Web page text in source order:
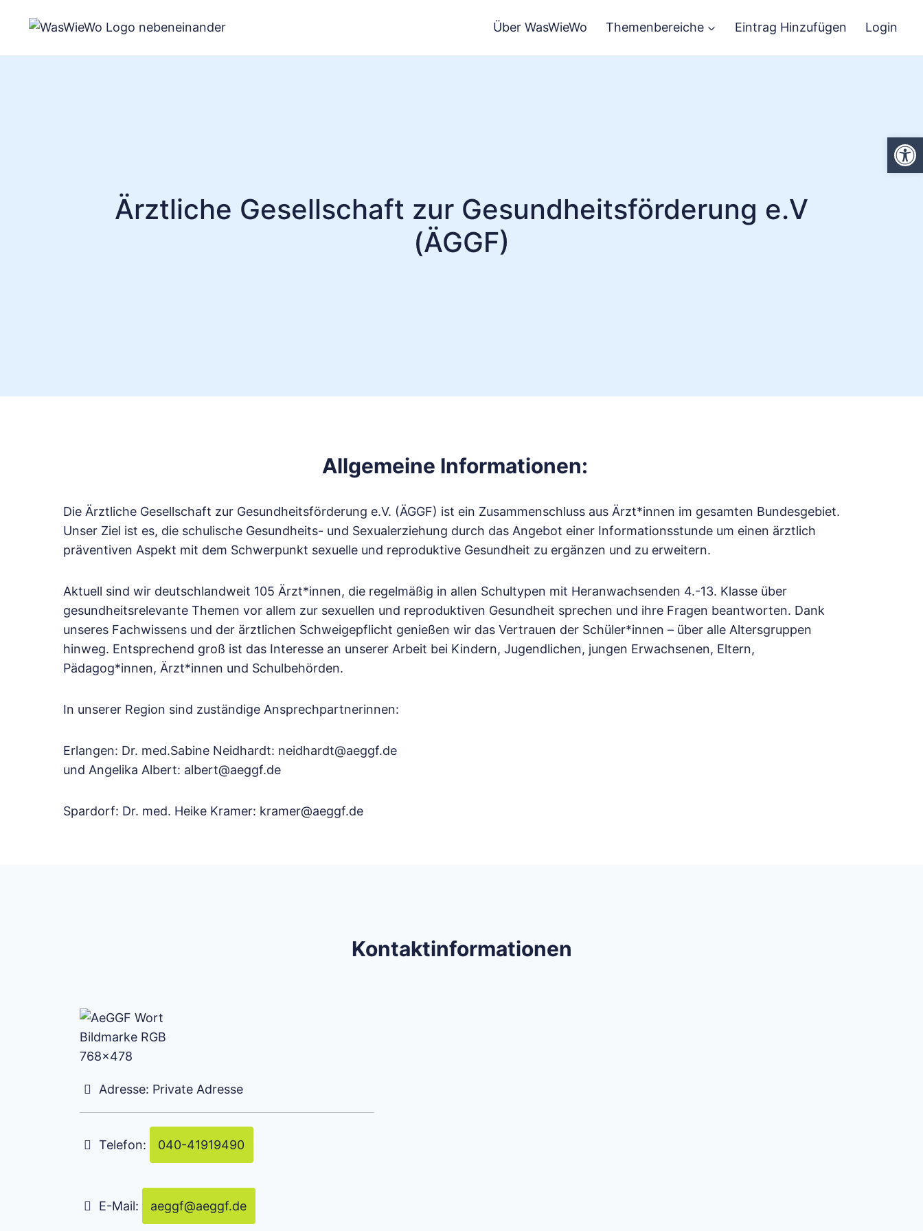
Inhalt
Über WasWieWo Themenbereiche Eintrag Hinzufügen Login
Ärztliche Gesellschaft zur Gesundheitsförderung e.V
(ÄGGF)
Allgemeine Informationen:
Die Ärztliche Gesellschaft zur Gesundheitsförderung e.V. (ÄGGF) ist ein Zusammenschluss aus Ärzt*innen im gesamten Bundesgebiet.
Unser Ziel ist es, die schulische Gesundheits- und Sexualerziehung durch das Angebot einer Informationsstunde um einen ärztlich
präventiven Aspekt mit dem Schwerpunkt sexuelle und reproduktive Gesundheit zu ergänzen und zu erweitern.
Aktuell sind wir deutschlandweit 105 Ärzt*innen, die regelmäßig in allen Schultypen mit Heranwachsenden 4.-13. Klasse über
gesundheitsrelevante Themen vor allem zur sexuellen und reproduktiven Gesundheit sprechen und ihre Fragen beantworten. Dank
unseres Fachwissens und der ärztlichen Schweigepflicht genießen wir das Vertrauen der Schüler*innen – über alle Altersgruppen
hinweg. Entsprechend groß ist das Interesse an unserer Arbeit bei Kindern, Jugendlichen, jungen Erwachsenen, Eltern,
Pädagog*innen, Ärzt*innen und Schulbehörden.
In unserer Region sind zuständige Ansprechpartnerinnen:
Erlangen: Dr. med.Sabine Neidhardt: neidhardt@aeggf.de
und Angelika Albert: albert@aeggf.de
Spardorf: Dr. med. Heike Kramer: kramer@aeggf.de
Kontaktinformationen
Adresse: Private Adresse
Telefon: 040-41919490
E-Mail: aeggf@aeggf.de